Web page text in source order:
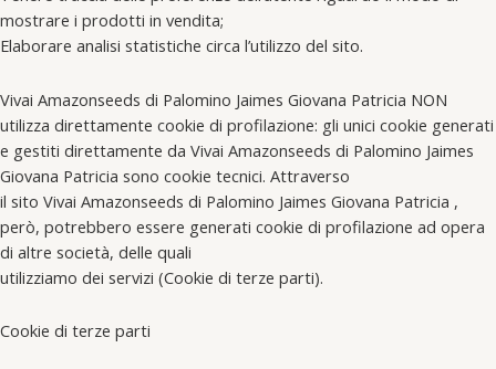
mostrare i prodotti in vendita;
Elaborare analisi statistiche circa l’utilizzo del sito.
Vivai Amazonseeds di Palomino Jaimes Giovana Patricia NON
utilizza direttamente cookie di profilazione: gli unici cookie generati
e gestiti direttamente da Vivai Amazonseeds di Palomino Jaimes
Giovana Patricia sono cookie tecnici. Attraverso
il sito Vivai Amazonseeds di Palomino Jaimes Giovana Patricia ,
però, potrebbero essere generati cookie di profilazione ad opera
di altre società, delle quali
utilizziamo dei servizi (Cookie di terze parti).
Cookie di terze parti